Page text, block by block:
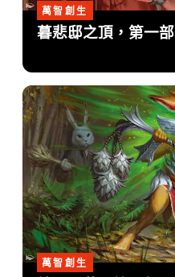
萬智創生
暮悲邸之頂，第一部
萬智創生